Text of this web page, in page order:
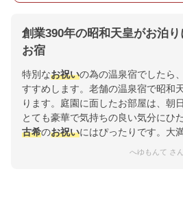
創業390年の昭和天皇がお泊
お宿
特別なお祝いの為の温泉宿でしたら
すすめします。老舗の温泉宿で昭和
ります。庭園に面したお部屋は、朝
とても豪華で気持ちの良い気分にひ
古希のお祝いにはぴったりです。大
へゆもんて さ